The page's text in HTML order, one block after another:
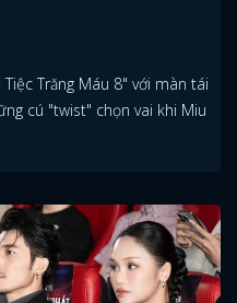
Trăng Máu 8" với màn tái
cú "twist" chọn vai khi Miu